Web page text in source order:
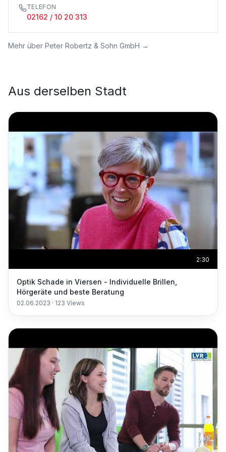
TELEFON
02162 / 10 20 313
Mehr über Peter Robertz & Sohn GmbH →
Aus derselben Stadt
2:30
Optik Schade in Viersen - Individuelle Brillen,
Hörgeräte und beste Beratung
02.06.2023 · 123 Views